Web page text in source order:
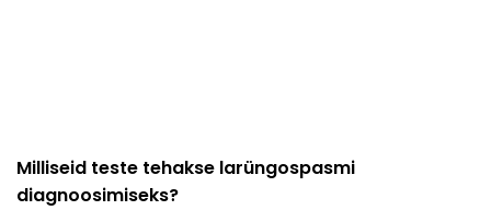
Milliseid teste tehakse larüngospasmi
diagnoosimiseks?